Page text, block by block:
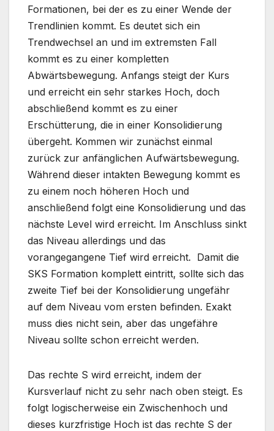
Formationen, bei der es zu einer Wende der
Trendlinien kommt. Es deutet sich ein
Trendwechsel an und im extremsten Fall
kommt es zu einer kompletten
Abwärtsbewegung. Anfangs steigt der Kurs
und erreicht ein sehr starkes Hoch, doch
abschließend kommt es zu einer
Erschütterung, die in einer Konsolidierung
übergeht. Kommen wir zunächst einmal
zurück zur anfänglichen Aufwärtsbewegung.
Während dieser intakten Bewegung kommt es
zu einem noch höheren Hoch und
anschließend folgt eine Konsolidierung und das
nächste Level wird erreicht. Im Anschluss sinkt
das Niveau allerdings und das
vorangegangene Tief wird erreicht. Damit die
SKS Formation komplett eintritt, sollte sich das
zweite Tief bei der Konsolidierung ungefähr
auf dem Niveau vom ersten befinden. Exakt
muss dies nicht sein, aber das ungefähre
Niveau sollte schon erreicht werden.
Das rechte S wird erreicht, indem der
Kursverlauf nicht zu sehr nach oben steigt. Es
folgt logischerweise ein Zwischenhoch und
dieses kurzfristige Hoch ist das rechte S der